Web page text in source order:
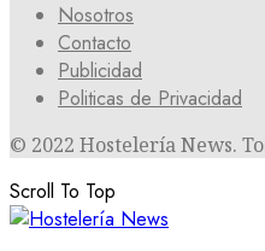
Nosotros
Contacto
Publicidad
Politicas de Privacidad
© 2022 Hostelería News.
Scroll To Top